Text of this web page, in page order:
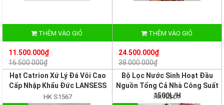
THÊM VÀO GIỎ
11.500.000₫
16.500.000₫
THÊM VÀO GIỎ
24.500.000₫
38.000.000₫
Hạt Catrion Xứ Lý Đá Vôi Cao
Cấp Nhập Khẩu Đức LANSESS
HK S1567
Bộ Lọc Nước Sinh Hoạt Đầu
Nguồn Tổng Cả Nhà Công Suất
1500L/H
HK102CT